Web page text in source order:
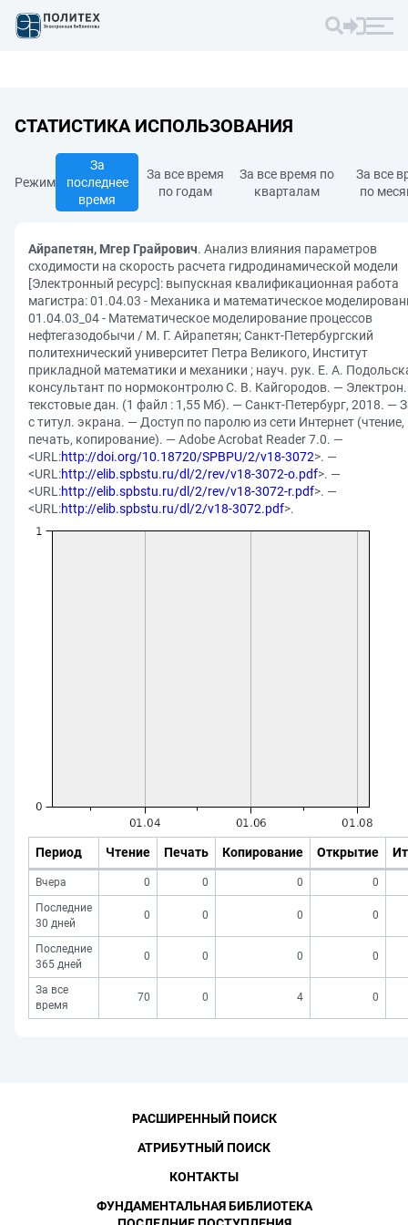
СТАТИСТИКА ИСПОЛЬЗОВАНИЯ
Режим
За
последнее
время
За все время
по годам
За все время по
кварталам
За все
по
Айрапетян, Мгер Грайрович. Анализ влияния параметров
сходимости на скорость расчета гидродинамической модели
[Электронный ресурс]: выпускная квалификационная работа
магистра: 01.04.03 - Механика и математическое
01.04.03_04 - Математическое моделирование процессов
нефтегазодобычи / М. Г. Айрапетян; Санкт-Петербургский
политехнический университет Петра Великого, Институт
прикладной математики и механики ; науч. рук. Е. А.
консультант по нормоконтролю С. В. Кайгородов. — Электрон.
текстовые дан. (1 файл : 1,55 Мб). — Санкт-Петербург, 2018. —
с титул. экрана. — Доступ по паролю из сети Интернет (чтение,
печать, копирование). — Adobe Acrobat Reader 7.0. —
<URL:http://doi.org/10.18720/SPBPU/2/v18-3072>. —
<URL:http://elib.spbstu.ru/dl/2/rev/v18-3072-o.pdf>. —
<URL:http://elib.spbstu.ru/dl/2/rev/v18-3072-r.pdf>. —
<URL:http://elib.spbstu.ru/dl/2/v18-3072.pdf>.
Период Чтение Печать Копирование Открытие
Вчера 0 0 0
0
Последние
30 дней
0 0 0 0
Последние
365 дней
0 0 0 0
За все
время
70 0 4 0
РАСШИРЕННЫЙ ПОИСК
АТРИБУТНЫЙ ПОИСК
КОНТАКТЫ
ФУНДАМЕНТАЛЬНАЯ БИБЛИОТЕКА